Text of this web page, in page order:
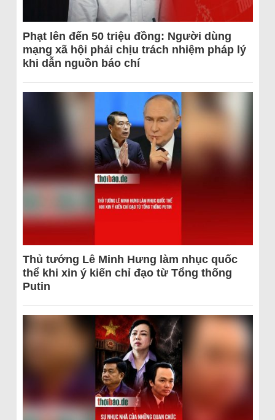
Phạt lên đến 50 triệu đồng: Người dùng
mạng xã hội phải chịu trách nhiệm pháp lý
khi dẫn nguồn báo chí
Thủ tướng Lê Minh Hưng làm nhục quốc
thể khi xin ý kiến chỉ đạo từ Tổng thống
Putin